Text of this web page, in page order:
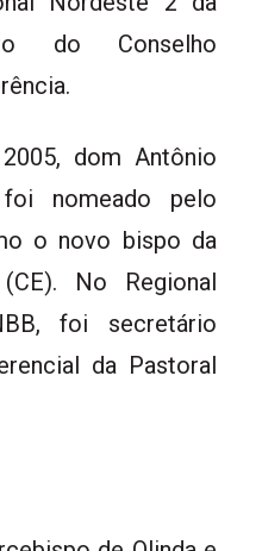
do Conselho
dom Antônio
foi nomeado pelo
o novo bispo da
No Regional
foi secretário
da Pastoral